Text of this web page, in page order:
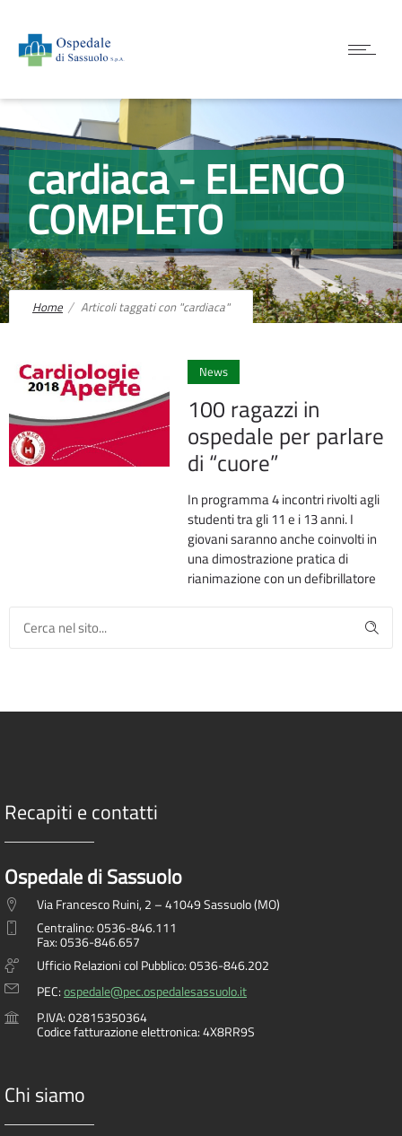
cardiaca - ELENCO
COMPLETO
Home Articoli taggati con "cardiaca"
News
100 ragazzi in
ospedale per parlare
di “cuore”
In programma 4 incontri rivolti agli
studenti tra gli 11 e i 13 anni. I
giovani saranno anche coinvolti in
una dimostrazione pratica di
rianimazione con un defibrillatore
Recapiti e contatti
Ospedale di Sassuolo
Via Francesco Ruini, 2 – 41049 Sassuolo (MO)
Centralino: 0536-846.111
Fax: 0536-846.657
Ufficio Relazioni col Pubblico: 0536-846.202
PEC:ospedale@pec.ospedalesassuolo.it
P.IVA: 02815350364
Codice fatturazione elettronica: 4X8RR9S
Chi siamo